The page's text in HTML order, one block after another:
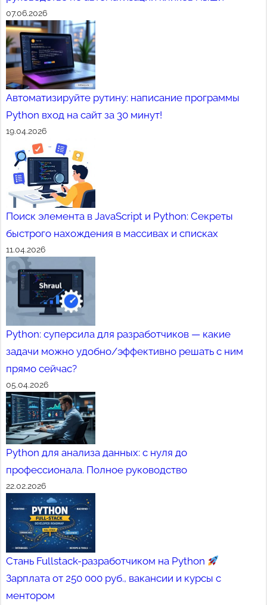
07.06.2026
Автоматизируйте рутину: написание программы
Python вход на сайт за 30 минут!
19.04.2026
Поиск элемента в JavaScript и Python: Секреты
быстрого нахождения в массивах и списках
11.04.2026
Python: суперсила для разработчиков — какие
задачи можно удобно/эффективно решать с ним
прямо сейчас?
05.04.2026
Python для анализа данных: с нуля до
профессионала. Полное руководство
22.02.2026
Стань Fullstack-разработчиком на Python
Зарплата от 250 000 руб., вакансии и курсы с
ментором